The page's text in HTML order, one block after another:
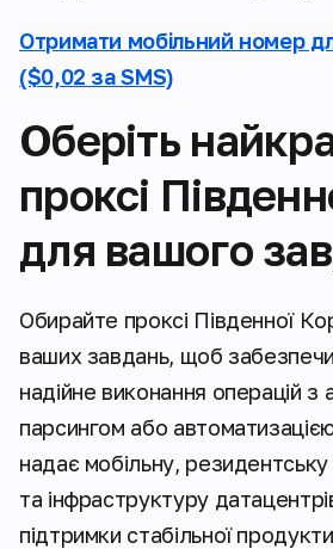
Отримати мобільний номер
($0,02 за SMS)
Оберіть
проксі
для вашого
Обирайте проксі Південної
ваших завдань, щоб
надійне виконання операцій з
парсингом або
надає мобільну,
та інфраструктуру
підтримки стабільної